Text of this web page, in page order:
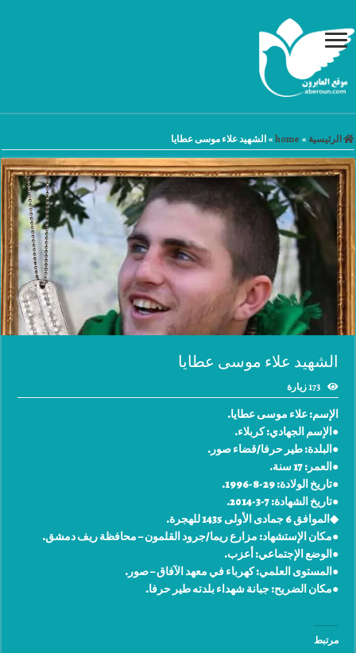
الرئيسية »
home
» الشهيد علاء موسى عطايا
الشهيد علاء موسى عطايا
173 زيارة
الإسم: علاء موسى عطايا.
●الإسم الجهادي: كربلاء.
●البلدة: طير حرفا/قضاء صور.
●العمر: 17 سنة.
●تاريخ الولادة: 29-8-1996.
●تاريخ الشهادة: 7-3-2014.
◆الموافق 6 جمادى الأولى 1435 للهجرة.
●مكان الإستشهاد: مزارع ريما/جرود القلمون – محافظة ريف دمشق.
●الوضع الإجتماعي: أعزب.
●المستوى العلمي: كهرباء في معهد الآفاق – صور.
●مكان الضريح: جبانة شهداء بلدته طير حرفا.
مرتبط